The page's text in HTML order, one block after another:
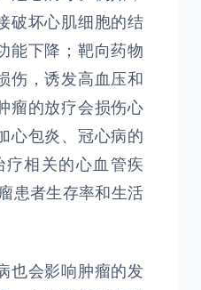
破坏心肌细胞的结
能下降；靶向药物
伤，诱发高血压和
瘤的放疗会损伤心
心包炎、冠心病的
疗相关的心血管疾
患者生存率和生活
也会影响肿瘤的发